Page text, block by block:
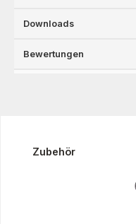
Downloads
Bewertungen
Produktgalerie
Zubehör